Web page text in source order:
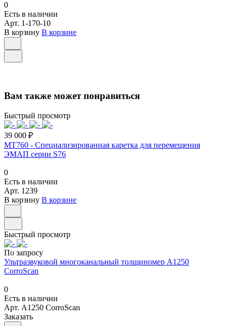
0
Есть в наличии
Арт. 1-170-10
В корзину В корзине
Вам также может понравиться
Быстрый просмотр
39 000 ₽
МТ760 - Специализированная каретка для перемещения
ЭМАП серии S76
0
Есть в наличии
Арт. 1239
В корзину В корзине
Быстрый просмотр
По запросу
Ультразвуковой многоканальный толщиномер А1250
CorroScan
0
Есть в наличии
Арт. А1250 CorroScan
Заказать